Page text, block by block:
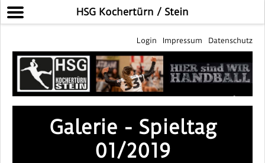
HSG Kochertürn / Stein
Login Impressum Datenschutz
Galerie - Spieltag
01/2019